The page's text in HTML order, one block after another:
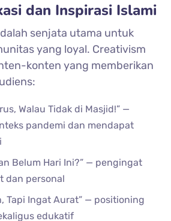
dan Inspirasi Islami
senjata utama untuk
yang loyal. Creativism
konten yang memberikan
Walau Tidak di Masjid!” —
pandemi dan mendapat
Belum Hari Ini?” — pengingat
dan personal
Tapi Ingat Aurat” — positioning
edukatif